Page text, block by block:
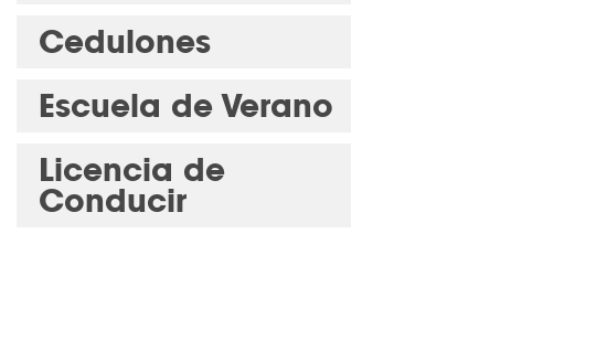
Cedulones
Escuela de Verano
Licencia de
Conducir